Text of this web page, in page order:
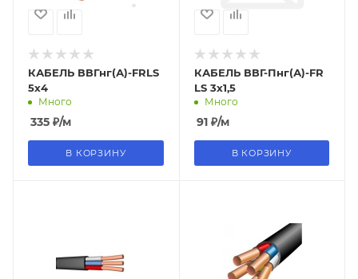
КАБЕЛЬ ВВГнг(А)-FRLS
5х4
Много
335 ₽/м
В КОРЗИНУ
КАБЕЛЬ ВВГ-Пнг(А)-FR
LS 3х1,5
Много
91₽/м
В КОРЗИНУ